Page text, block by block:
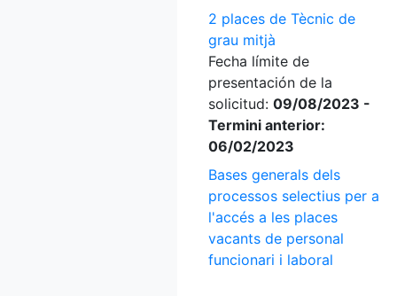
2 places de Tècnic de
grau mitjà
Fecha límite de
presentación de la
solicitud: 09/08/2023 -
Termini anterior:
06/02/2023
Bases generals dels
processos selectius per a
l'accés a les places
vacants de personal
funcionari i laboral